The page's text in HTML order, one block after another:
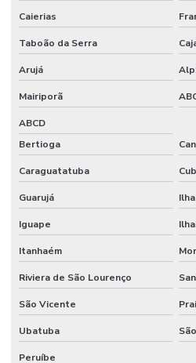
Macropipetador manual
Macropipetador preço
Manifold filtração
Manta aquecedora
Manta aquecedora laboratório preço
Medidor de ion seletivo
Medidor de ise
Medidor multiparametros de água
Medidor de oxigênio dissolvido
Medidor de potássio
Medidor de sal
Caierias
Taboão da Serra
Arujá
Mairiporã
ABCD
Bertioga
Caraguatatuba
Guarujá
Iguape
Itanhaém
Riviera de São Lourenço
São Vicente
Ubatuba
Peruíbe